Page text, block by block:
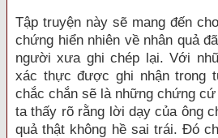
Tập truyện này sẽ mang đến
chứng hiển nhiên về nhân quả
người xưa ghi chép lại. Với
xác thực được ghi nhận trong
chắc chắn sẽ là những chứng
ta thấy rõ rằng lời dạy của ông
quả thật không hề sai trái. Đó